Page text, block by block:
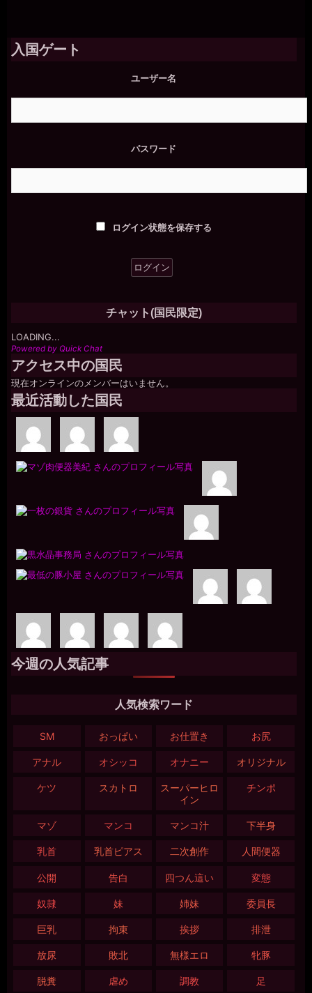
ペ
ー
り
入国ゲート
ユーザー名
パスワード
ログイン状態を保存する
チャット(国民限定)
LOADING...
Powered by Quick Chat
アクセス中の国民
現在オンラインのメンバーはいません。
最近活動した国民
今週の人気記事
人気検索ワード
SM おっぱい お仕置き お尻
アナル オシッコ オナニー オリジナル
ケツ スカトロ
スーパーヒロ
イン
チンポ
マゾ マンコ マンコ汁 下半身
乳首 乳首ピアス 二次創作 人間便器
公開 告白 四つん這い 変態
奴隷 妹 姉妹 委員長
巨乳 拘束 挨拶 排泄
放尿 敗北 無様エロ 牝豚
脱糞 虐め 調教 足